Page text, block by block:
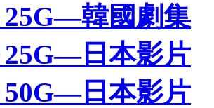
25G—韓國劇集
25G—日本影片
50G—日本影片